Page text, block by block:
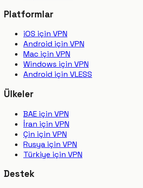
Platformlar
iOS için VPN
Android için VPN
Mac için VPN
Windows için VPN
Android için VLESS
Ülkeler
BAE için VPN
İran için VPN
Çin için VPN
Rusya için VPN
Türkiye için VPN
Destek